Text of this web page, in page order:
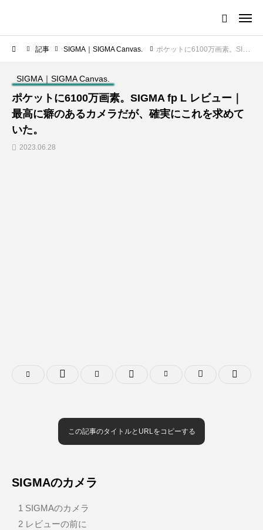
記事 SIGMA｜SIGMA Canvas. ポケットに6100万画素。SIGMA fp L レビュー｜最高に癖のあるカメラだが、確実にこれを求めていた。
SIGMA｜SIGMA Canvas.
ポケットに6100万画素。SIGMA fp L レビュー｜
最高に癖のあるカメラだが、確実にこれを求めて
いた。
2023.06.28
この記事のタイトルとURLをコピーする
SIGMAのカメラ
1 SIGMAのカメラ
2 レビューの前に